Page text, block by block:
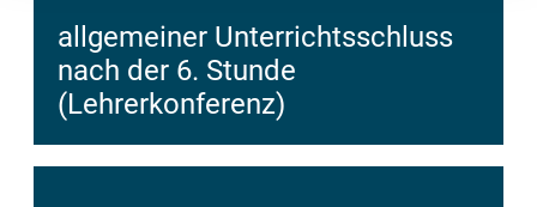
id-gh
t@elu
hcs
allgemeiner Unterrichtsschluss
nach der 6. Stunde
(Lehrerkonferenz)